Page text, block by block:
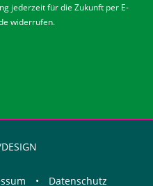
jederzeit für die Zukunft per E-
widerrufen.
• Datenschutz